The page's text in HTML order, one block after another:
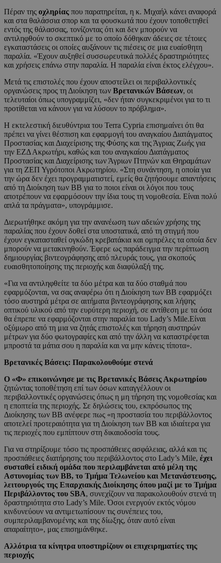
Πέραν της οχληρίας που παρατηρείται, η κ. Μιχαήλ κάνει αναφορά
και στα θαλάσσια σπορ και τα φουσκωτά που έχουν τοποθετηθεί
εντός της θάλασσας, τονίζοντας ότι και δεν μπορούν να
αντιληφθούν το σκεπτικό με το οποίο δόθηκαν άδειες σε τέτοιες
εγκαταστάσεις οι οποίες αυξάνουν τις πιέσεις σε μια ευαίσθητη
παραλία. «Έχουν αυξηθεί συσσωρευτικά πολλές δραστηριότητες
και χρήσεις επάνω στην παραλία. Η παραλία είναι έκτος ελέγχου».
Μετά τις επιστολές που έχουν αποστείλει οι περιβαλλοντικές
οργανώσεις προς τη Διοίκηση των Βρετανικών Βάσεων, οι
τελευταίοι όπως υπογραμμίζει, «δεν ήταν συγκεκριμένοι για το τι
προτίθεται να κάνουν για να λύσουν το πρόβλημα».
Η εκτελεστική διευθύντρια του Terra Cypria επισημαίνει ότι θα
πρέπει να γίνει θέσπιση και εφαρμογή του αναγκαίου Διατάγματος
Προστασίας και Διαχείρισης της Φύσης και της Άγριας Ζωής για
την ΕΖΔ Ακρωτήρι, καθώς και του αναγκαίου Διατάγματος
Προστασίας και Διαχείρισης των Άγριων Πτηνών και Θηραμάτων
για τη ΖΕΠ Υγρότοποι Ακρωτηρίου. «Στη συνάντηση, η οποία για
την ώρα δεν έχει προγραμματιστεί, εμείς θα ζητήσουμε απαντήσεις
από τη Διοίκηση των ΒΒ για το ποιοι είναι οι λόγοι που τους
αποτρέπουν να εφαρμόσουν την ίδια τους τη νομοθεσία. Είναι πολύ
απλά τα πράγματα», υπογράμμισε.
Διερωτήθηκε ακόμη για την ανανέωση των αδειών χρήσης της
παραλίας που έχουν δοθεί στα υποστατικά, από τη στιγμή που
έχουν εγκατασταθεί ογκώδη κρεβατάκια και ομπρέλες τα οποία δεν
μπορούν να μετακινηθούν. Έφερε ως παράδειγμα την περίπτωση
δημιουργίας βιντεογράφησης από πλευράς τους, για σκοπούς
ευαισθητοποίησης της περιοχής και διαφύλαξή της.
«Για να αντιληφθείτε τα δύο μέτρα και τα δύο σταθμά που
εφαρμόζονται, να σας αναφέρω ότι η Διοίκηση των ΒΒ εφαρμόζει
τόσο αυστηρά μέτρα σε αιτήματα βιντεογράφησης και λήψης
οπτικού υλικού από την ευρύτερη περιοχή, σε αντίθεση με τα όσα
θα έπρεπε να εφαρμόζονται στην παραλία του Lady’s Mile.Είναι
οξύμωρο από τη μια να ζητάς επιστολές και τήρηση αυστηρών
μέτρων για δύο φωτογραφίες και από την άλλη να καταστρέφεται
μπροστά τα μάτια σου η παραλία και να μην κάνεις τίποτα».
Βρετανικές Βάσεις: Παρακολουθούμε στενά
O «Φ» επικοινώνησε με τις Βρετανικές Βάσεις Ακρωτηρίου
ζητώντας τοποθέτηση επί των όσων καταγγέλλουν οι
περιβαλλοντικές οργανώσεις όπως η μη τήρηση της νομοθεσίας και
η εποπτεία της περιοχής. Σε δηλώσεις του, εκπρόσωπος της
Διοίκησης των ΒΒ ανέφερε πως «η προστασία του περιβάλλοντος
αποτελεί προτεραιότητα για τη Διοίκηση των ΒΒ και ιδιαίτερα για
τις περιοχές που εμπίπτουν στη δικαιοδοσία τους.
Για να στηρίξουμε τόσο τις προσπάθειες ασφάλειας, αλλά και τις
προσπάθειες διατήρησης του περιβάλλοντος στο Lady’s Mile, έχει
συσταθεί ειδική ομάδα που περιλαμβάνεται από μέλη της
Αστυνομίας των ΒΒ, το Τμήμα Τελωνείου και Μετανάστευσης,
λειτουργούς της Επαρχιακής Διοίκησης όπου μαζί με το Τμήμα
Περιβάλλοντος του SBA, συνεχίζουν να παρακολουθούν στενά τη
δραστηριότητα στο Lady’s Mile. Όσοι ενεργούν εκτός νόμου
κινδυνεύουν να αντιμετωπίσουν τις συνέπειες του,
συμπεριλαμβανομένης και της δίωξης, όταν αυτό είναι
απαραίτητο», μας επισημάνθηκε.
Αλλότρια τα κίνητρα υποστηρίζουν οι επιχειρηματίες της
περιοχής